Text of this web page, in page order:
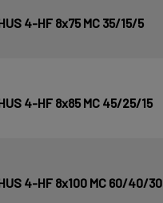
4-HF 8x75 MC 35/15/5
4-HF 8x85 MC 45/25/15
4-HF 8x100 MC 60/40/30